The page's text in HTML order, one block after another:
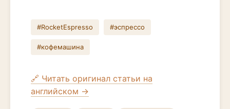
#RocketEspresso #эспрессо
#кофемашина
🔗 Читать оригинал статьи на
английском →